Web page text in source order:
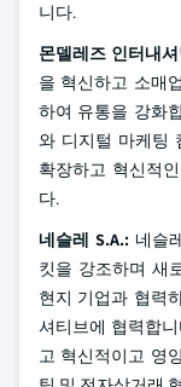
니다.
몬델레즈 인터내
을 혁신하고 소매
하여 유통을 강화
와 디지털 마케팅
확장하고 혁신적
다.
네슬레 S.A.: 네슬
킷을 강조하며 새
현지 기업과 협력
셔티브에 협력합
고 혁신적이고 영